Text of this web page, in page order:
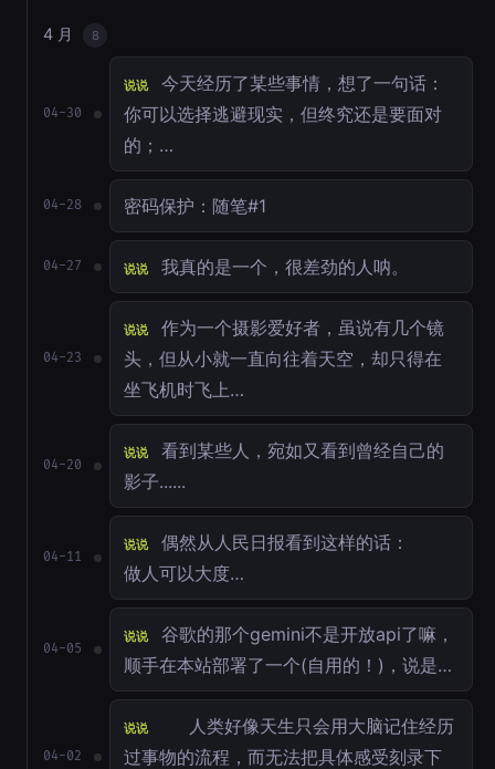
4 月 8
04-30
说说
今天经历了某些事情，想了一句话：
你可以选择逃避现实，但终究还是要面对
的；…
04-28 密码保护：随笔#1
04-27 说说 我真的是一个，很差劲的人呐。
04-23
说说
作为一个摄影爱好者，虽说有几个镜
头，但从小就一直向往着天空，却只得在
坐飞机时飞上…
04-20
说说
看到某些人，宛如又看到曾经自己的
影子......
04-11
说说
偶然从人民日报看到这样的话：
做人可以大度…
04-05
说说
谷歌的那个gemini不是开放api了嘛，
顺手在本站部署了一个(自用的！)，说是…
04-02
说说
人类好像天生只会用大脑记住经历
过事物的流程，而无法把具体感受刻录下